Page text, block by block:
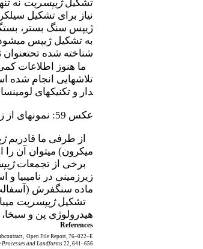
تشکیلژیپسریت نه
نیاز برای تشکیل
ژیپس سنگ بستر،
به تشکیل ژیپس
شناخته شده تحت­عنوان
ما هنوز اطلاعات
تلاش­هایی انجام شده
دار و تکنیک­های
عکس 59: نمونه­ای از زربیابانی که عمدتاً فرم تشخیصی ژیپس می­باشد. با تبخیر آب­زیرزمینی کم­عمق داخل یک زیرلایه ماسه­ای در اطراف حاشیه یک پن یا سبخا تشکیل می­شود.
از طرفی ما قادریم
میکرون) می­توان آن
برخی از تجمعات
زیرزمینی در نامیبیا
ماده سنگ­فرش
تشکیلژیپسریت
هیدرولوژی پن و
References
Open File Report, 76–022–E.
and Landforms 22, 641–656.